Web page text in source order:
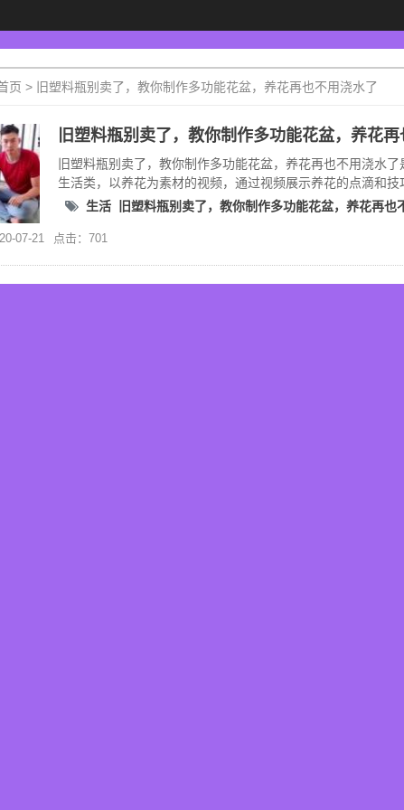
页 > 旧塑料瓶别卖了，教你制作多功能花盆，养花再也不用浇水了
旧塑料瓶别卖了，教你制作多功能花盆，养花再也不用浇水
生活类，以养花为素材的视频，通过视频展示养花的点滴和技
养花及各类花卉养护技巧。
生活 旧塑料瓶别卖了，教你制作多功能花盆，养花再也
07-21 点击：701